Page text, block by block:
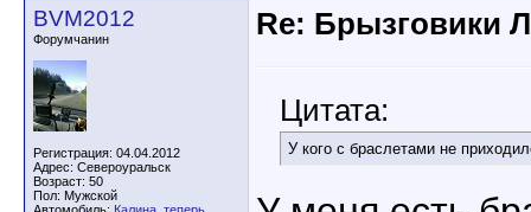
BVM2012
Форумчанин
Регистрация: 04.04.2012
Адрес: Североуральск
Возраст: 50
Пол: Мужской
Re: Брызговики
Цитата:
У кого с браслетами не